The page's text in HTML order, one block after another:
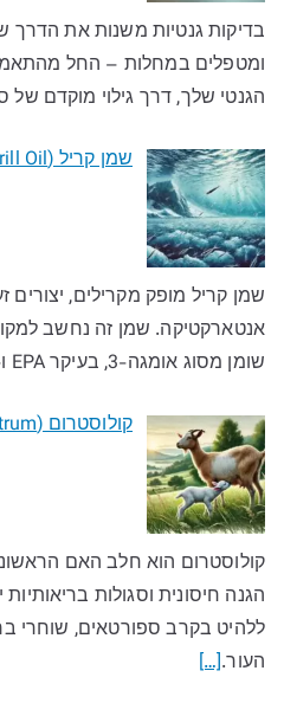
בדיקות גנטיות משנות את הדרך
ומטפלים במחלות – החל
הגנטי שלך, דרך גילוי מוקדם של
שמן קריל (Krill Oil)
שמן קריל מופק מקרילים, יצורים
אנטארקטיקה. שמן זה נחשב
שומן מסוג אומגה-3, בעיקר EPA ו-DHA
קולוסטרום (Colostrum)
קולוסטרום הוא חלב האם
הגנה חיסונית וסגולות
ללהיט בקרב ספורטאים, שוחרי
העור.[…]